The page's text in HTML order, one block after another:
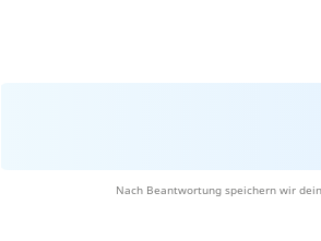
Nach Beantwortung speichern wir